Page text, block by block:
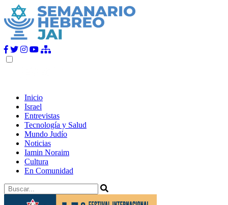
Inicio
Israel
Entrevistas
Tecnología y Salud
Mundo Judío
Noticias
Iamin Noraim
Cultura
En Comunidad